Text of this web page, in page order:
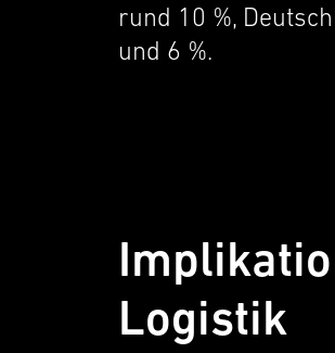
rund 10 %,
und 6 %.
Logistik